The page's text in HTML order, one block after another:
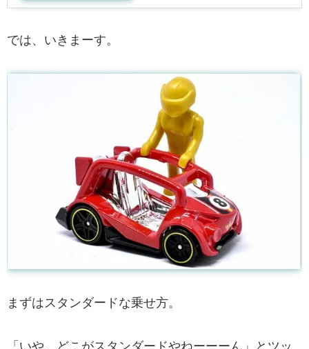
では、いきまーす。
まずはスタンダードな乗せ方。